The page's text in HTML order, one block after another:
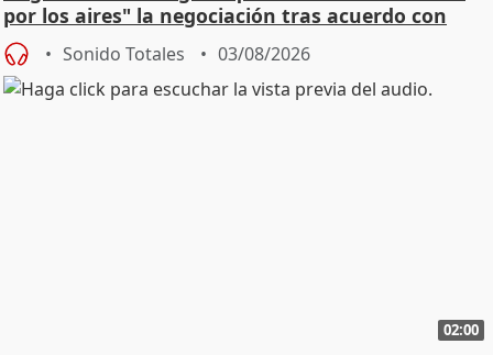
por los aires" la negociación tras acuerdo con
SMA
Sonido Totales 03/08/2026
02:00